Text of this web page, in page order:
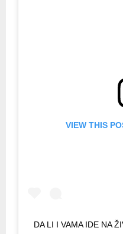
VIEW THIS
DA LI I VAMA IDE NA